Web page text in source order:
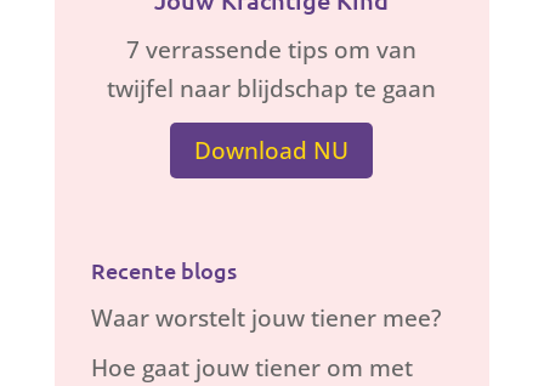
7 verrassende tips om van
twijfel naar blijdschap te gaan
Download NU
Recente blogs
Waar worstelt jouw tiener mee?
Hoe gaat jouw tiener om met